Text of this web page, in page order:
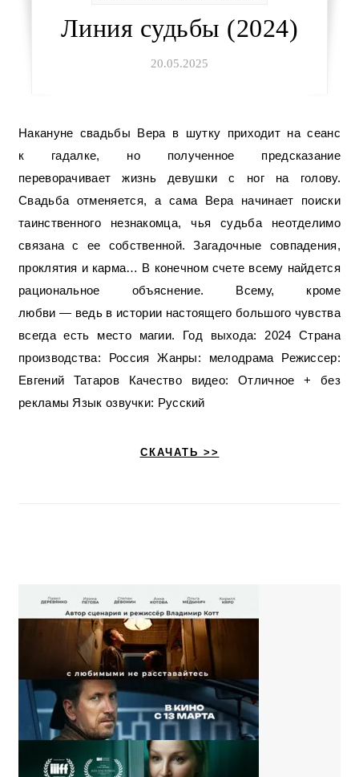
Линия судьбы (2024)
20.05.2025
Накануне свадьбы Вера в шутку приходит на сеанс
к гадалке, но полученное предсказание
переворачивает жизнь девушки с ног на голову.
Свадьба отменяется, а сама Вера начинает поиски
таинственного незнакомца, чья судьба неотделимо
связана с ее собственной. Загадочные совпадения,
проклятия и карма… В конечном счете всему найдется
рациональное объяснение. Всему, кроме
любви — ведь в истории настоящего большого чувства
всегда есть место магии. Год выхода: 2024 Страна
производства: Россия Жанры: мелодрама Режиссер:
Евгений Татаров Качество видео: Отличное + без
рекламы Язык озвучки: Русский
СКАЧАТЬ >>